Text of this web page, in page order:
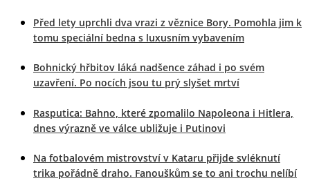
Před lety uprchli dva vrazi z věznice Bory. Pomohla jim k
tomu speciální bedna s luxusním vybavením
Bohnický hřbitov láká nadšence záhad i po svém
uzavření. Po nocích jsou tu prý slyšet mrtví
Rasputica: Bahno, které zpomalilo Napoleona i Hitlera,
dnes výrazně ve válce ubližuje i Putinovi
Na fotbalovém mistrovství v Kataru přijde svléknutí
trika pořádně draho. Fanouškům se to ani trochu nelíbí